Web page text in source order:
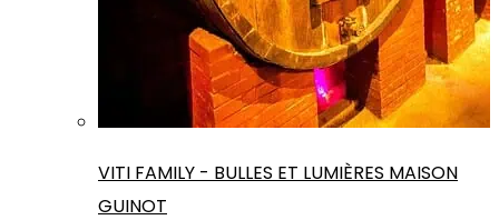
VITI FAMILY - BULLES ET LUMIÈRES MAISON
GUINOT